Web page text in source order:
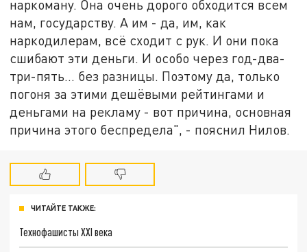
наркоману. Она очень дорого обходится всем
нам, государству. А им - да, им, как
наркодилерам, всё сходит с рук. И они пока
сшибают эти деньги. И особо через год-два-
три-пять… без разницы. Поэтому да, только
погоня за этими дешёвыми рейтингами и
деньгами на рекламу - вот причина, основная
причина этого беспредела", - пояснил Нилов.
ЧИТАЙТЕ ТАКЖЕ:
Технофашисты XXI века